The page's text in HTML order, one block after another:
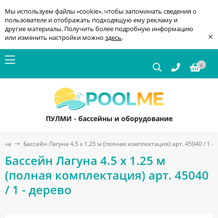
Мы используем файлы «cookie», чтобы запоминать сведения о
пользователе и отображать подходящую ему рекламу и
другие материалы. Получить более подробную информацию
или изменить настройки можно здесь. ×
0
ПУЛМИ - бассейны и оборудование
Бассейн Лагуна 4.5 х 1.25 м (полная комплектация) арт. 45040 / 1 -
Бассейн Лагуна 4.5 х 1.25 м
(полная комплектация) арт. 45040
/ 1 - дерево